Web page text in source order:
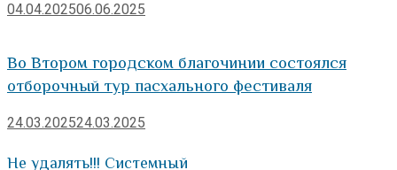
04.04.202506.06.2025
Во Втором городском благочинии состоялся
отборочный тур пасхального фестиваля
24.03.202524.03.2025
Не удалять!!! Системный